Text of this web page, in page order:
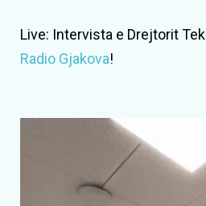
Live: Intervista e Drejtorit
Radio Gjakova!